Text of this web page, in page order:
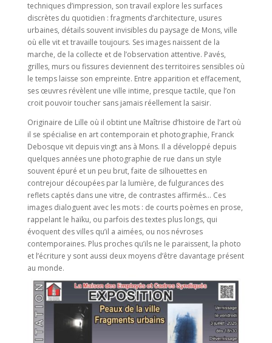
techniques d’impression, son travail explore les surfaces
discrètes du quotidien : fragments d’architecture, usures
urbaines, détails souvent invisibles du paysage de Mons, ville
où elle vit et travaille toujours. Ses images naissent de la
marche, de la collecte et de l’observation attentive. Pavés,
grilles, murs ou fissures deviennent des territoires sensibles où
le temps laisse son empreinte. Entre apparition et effacement,
ses œuvres révèlent une ville intime, presque tactile, que l’on
croit pouvoir toucher sans jamais réellement la saisir.
Originaire de Lille où il obtint une Maîtrise d’histoire de l’art où
il se spécialise en art contemporain et photographie, Franck
Debosque vit depuis vingt ans à Mons. Il a développé depuis
quelques années une photographie de rue dans un style
souvent épuré et un peu brut, faite de silhouettes en
contrejour découpées par la lumière, de fulgurances des
reflets captés dans une vitre, de contrastes affirmés… Ces
images dialoguent avec les mots : de courts poèmes en prose,
rappelant le haïku, ou parfois des textes plus longs, qui
évoquent des villes qu’il a aimées, ou nos névroses
contemporaines. Plus proches qu’ils ne le paraissent, la photo
et l’écriture y sont aussi deux moyens d’être davantage présent
au monde.